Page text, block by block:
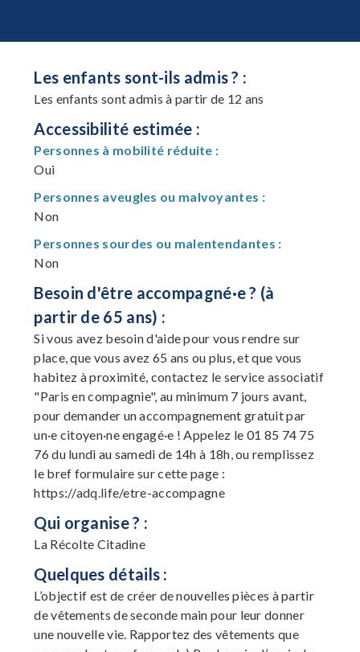
Les enfants sont-ils admis ? :
Les enfants sont admis à partir de 12 ans
Accessibilité estimée :
Personnes à mobilité réduite :
Oui
Personnes aveugles ou malvoyantes :
Non
Personnes sourdes ou malentendantes :
Non
Besoin d'être accompagné·e ? (à
partir de 65 ans) :
Si vous avez besoin d'aide pour vous rendre sur
place, que vous avez 65 ans ou plus, et que vous
habitez à proximité, contactez le service associatif
"Paris en compagnie", au minimum 7 jours avant,
pour demander un accompagnement gratuit par
un·e citoyen·ne engagé·e ! Appelez le 01 85 74 75
76 du lundi au samedi de 14h à 18h, ou remplissez
le bref formulaire sur cette page :
https://adq.life/etre-accompagne
Qui organise ? :
La Récolte Citadine
Quelques détails :
L’objectif est de créer de nouvelles pièces à partir
de vêtements de seconde main pour leur donner
une nouvelle vie. Rapportez des vêtements que